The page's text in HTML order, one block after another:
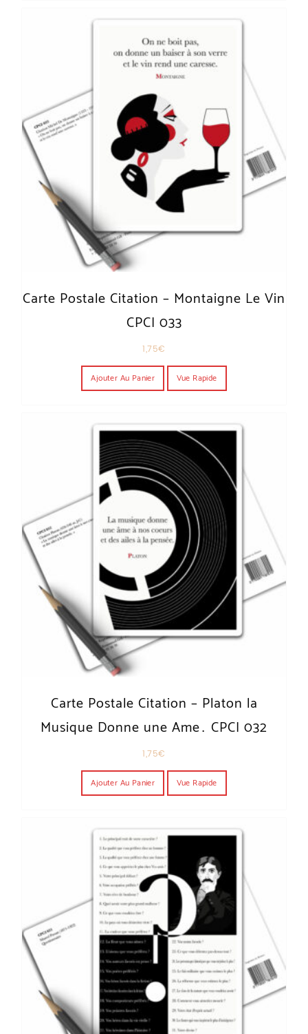
Carte Postale Citation – Montaigne Le Vin
CPCI 033
1,75€
Ajouter Au Panier Vue Rapide
Carte Postale Citation – Platon la
Musique Donne une Ame… CPCI 032
1,75€
Ajouter Au Panier Vue Rapide